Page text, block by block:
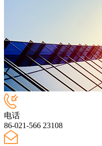
电话
86-021-566 23108